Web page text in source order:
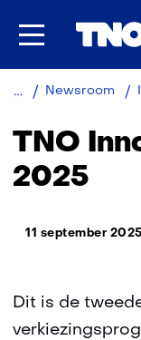
Newsroom
TNO
2025
11 september 2025
Dit is de